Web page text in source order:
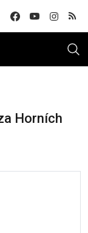
Horních